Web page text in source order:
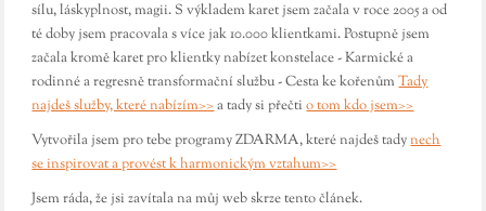
sílu, láskyplnost, magii. S výkladem karet jsem začala v roce 2005 a od
té doby jsem pracovala s více jak 10.000 klientkami. Postupně jsem
začala kromě karet pro klientky nabízet konstelace - Karmické a
rodinné a regresně transformační službu - Cesta ke kořenůmTady
najdeš služby, které nabízím>>a tady si přečtio tom kdo jsem>>
Vytvořila jsem pro tebe programy ZDARMA, které najdeš tadynech
se inspirovat a provést k harmonickým vztahum>>
Jsem ráda, že jsi zavítala na můj web skrze tento článek.